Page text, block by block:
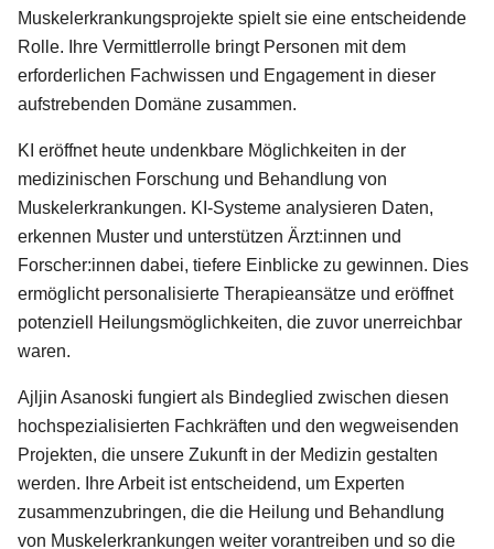
Muskelerkrankungsprojekte spielt sie eine entscheidende
Rolle. Ihre Vermittlerrolle bringt Personen mit dem
erforderlichen Fachwissen und Engagement in dieser
aufstrebenden Domäne zusammen.
KI eröffnet heute undenkbare Möglichkeiten in der
medizinischen Forschung und Behandlung von
Muskelerkrankungen. KI-Systeme analysieren Daten,
erkennen Muster und unterstützen Ärzt:innen und
Forscher:innen dabei, tiefere Einblicke zu gewinnen. Dies
ermöglicht personalisierte Therapieansätze und eröffnet
potenziell Heilungsmöglichkeiten, die zuvor unerreichbar
waren.
Ajljin Asanoski fungiert als Bindeglied zwischen diesen
hochspezialisierten Fachkräften und den wegweisenden
Projekten, die unsere Zukunft in der Medizin gestalten
werden. Ihre Arbeit ist entscheidend, um Experten
zusammenzubringen, die die Heilung und Behandlung
von Muskelerkrankungen weiter vorantreiben und so die